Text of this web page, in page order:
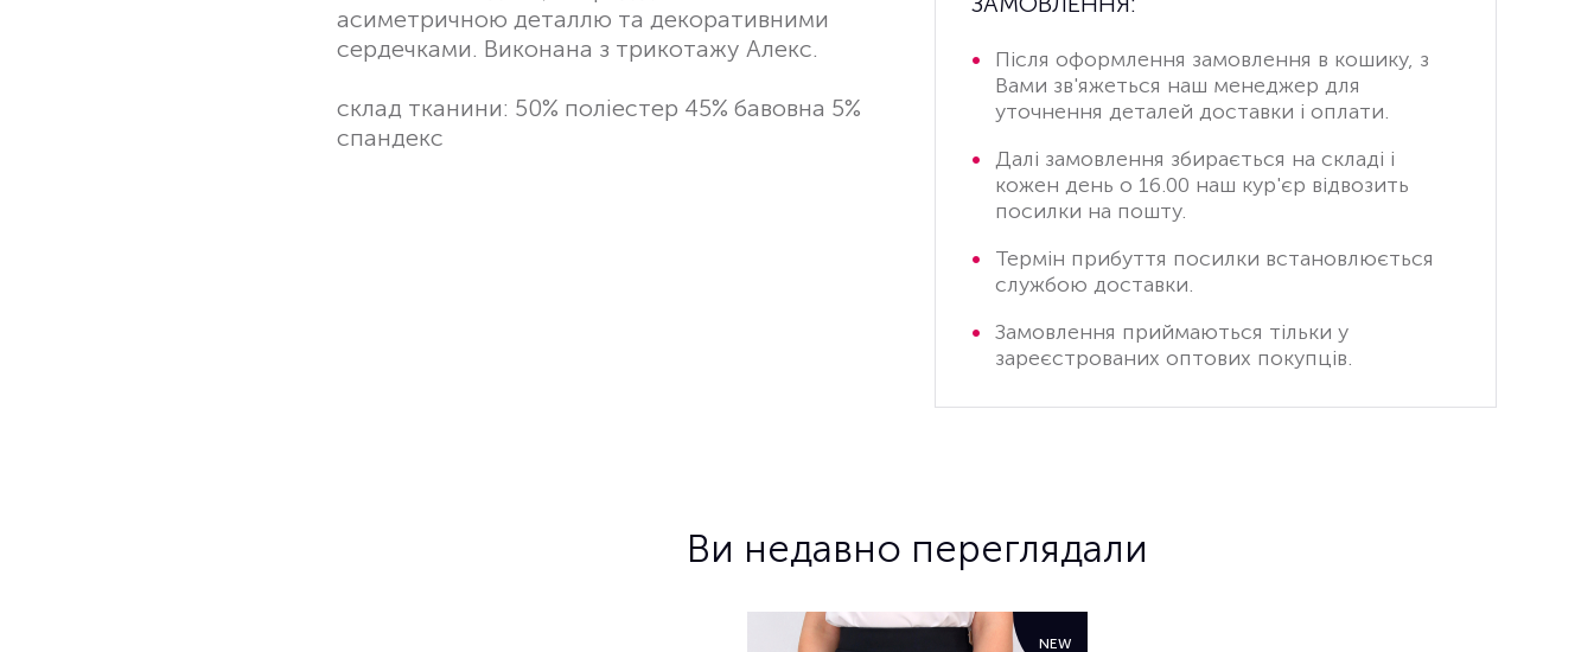
асиметричною деталлю та декоративними
сердечками. Виконана з трикотажу Алекс.
склад тканини: 50% поліестер 45% бавовна 5%
спандекс
Після оформлення замовлення в кошику, з
Вами зв'яжеться наш менеджер для
уточнення деталей доставки і оплати.
Далі замовлення збирається на складі і
кожен день о 16.00 наш кур'єр відвозить
посилки на пошту.
Термін прибуття посилки встановлюється
службою доставки.
Замовлення приймаються тільки у
зареєстрованих оптових покупців.
Ви недавно переглядали
NEW